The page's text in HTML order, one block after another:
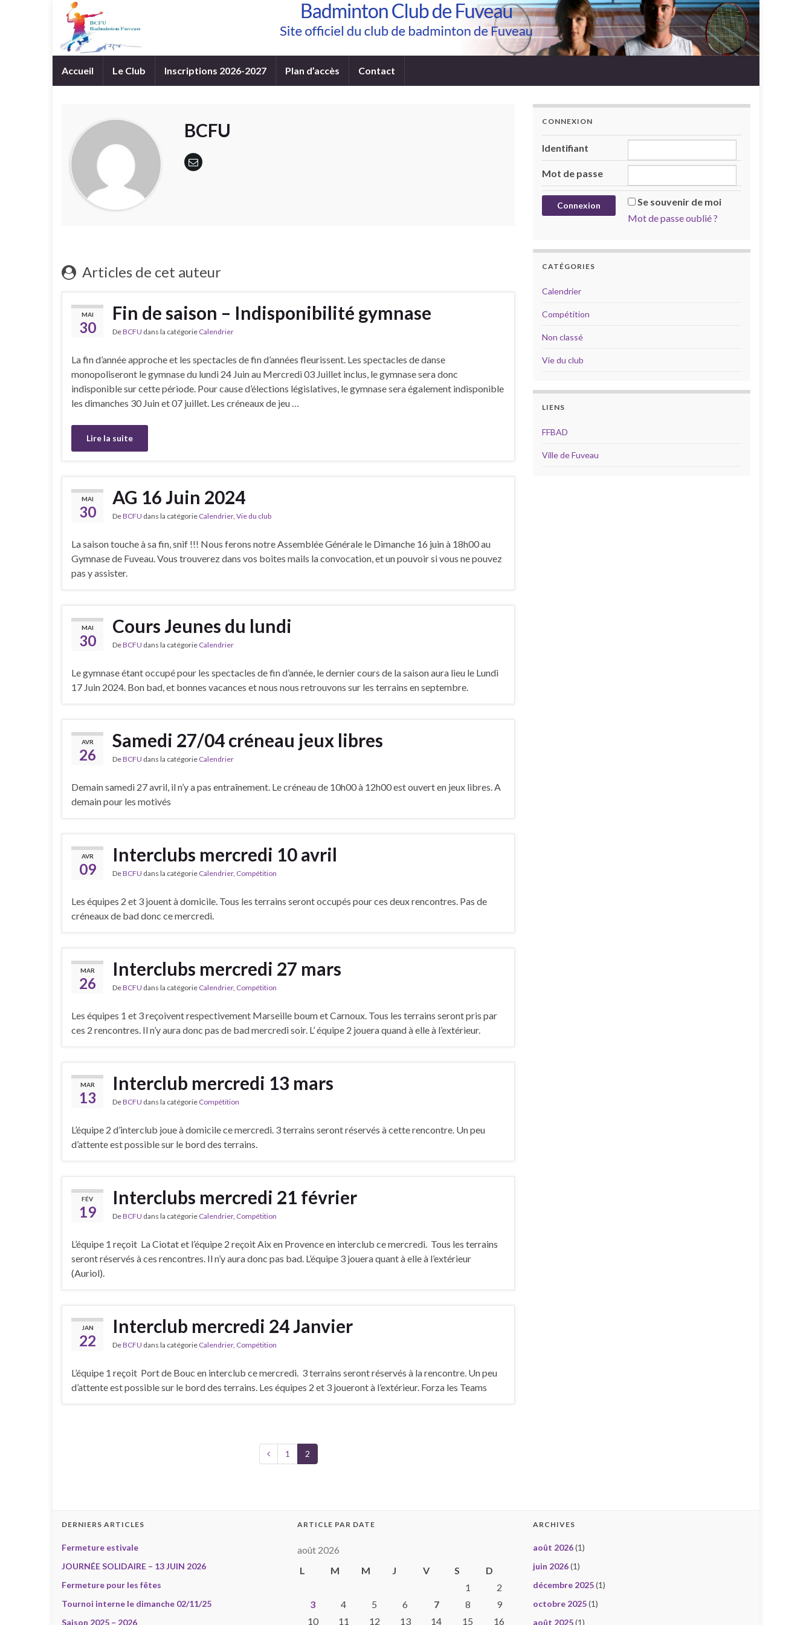
Accueil Le Club Inscriptions 2026-2027 Plan d’accès Contact
BCFU
Articles de cet auteur
MAI
30
Fin de saison – Indisponibilité gymnase
DeBCFU dans la catégorie Calendrier
La fin d’année approche et les spectacles de fin d’années fleurissent. Les spectacles de danse
monopoliseront le gymnase du lundi 24 Juin au Mercredi 03 Juillet inclus, le gymnase sera donc
indisponible sur cette période. Pour cause d’élections législatives, le gymnase sera également indisponible
les dimanches 30 Juin et 07 juillet. Les créneaux de jeu …
Lire la suite
MAI
30
AG 16 Juin 2024
DeBCFU dans la catégorie Calendrier, Vie du club
La saison touche à sa fin, snif !!! Nous ferons notre Assemblée Générale le Dimanche 16 juin à 18h00 au
Gymnase de Fuveau. Vous trouverez dans vos boites mails la convocation, et un pouvoir si vous ne pouvez
pas y assister.
MAI
30
Cours Jeunes du lundi
DeBCFU dans la catégorie Calendrier
Le gymnase étant occupé pour les spectacles de fin d’année, le dernier cours de la saison aura lieu le Lundi
17 Juin 2024. Bon bad, et bonnes vacances et nous nous retrouvons sur les terrains en septembre.
AVR
26
Samedi 27/04 créneau jeux libres
DeBCFU dans la catégorie Calendrier
Demain samedi 27 avril, il n’y a pas entraînement. Le créneau de 10h00 à 12h00 est ouvert en jeux libres. A
demain pour les motivés
AVR
09
Interclubs mercredi 10 avril
DeBCFU dans la catégorie Calendrier, Compétition
Les équipes 2 et 3 jouent à domicile. Tous les terrains seront occupés pour ces deux rencontres. Pas de
créneaux de bad donc ce mercredi.
MAR
26
Interclubs mercredi 27 mars
DeBCFU dans la catégorie Calendrier, Compétition
Les équipes 1 et 3 reçoivent respectivement Marseille boum et Carnoux. Tous les terrains seront pris par
ces 2 rencontres. Il n’y aura donc pas de bad mercredi soir. L’ équipe 2 jouera quand à elle à l’extérieur.
MAR
13
Interclub mercredi 13 mars
DeBCFU dans la catégorie Compétition
L’équipe 2 d’interclub joue à domicile ce mercredi. 3 terrains seront réservés à cette rencontre. Un peu
d’attente est possible sur le bord des terrains.
FÉV
19
Interclubs mercredi 21 février
DeBCFU dans la catégorie Calendrier, Compétition
L’équipe 1 reçoit La Ciotat et l’équipe 2 reçoit Aix en Provence en interclub ce mercredi. Tous les terrains
seront réservés à ces rencontres. Il n’y aura donc pas bad. L’équipe 3 jouera quant à elle à l’extérieur
(Auriol).
JAN
22
Interclub mercredi 24 Janvier
DeBCFU dans la catégorie Calendrier, Compétition
L’équipe 1 reçoit Port de Bouc en interclub ce mercredi. 3 terrains seront réservés à la rencontre. Un peu
d’attente est possible sur le bord des terrains. Les équipes 2 et 3 joueront à l’extérieur. Forza les Teams
1 2
CONNEXION
Identifiant
Mot de passe
Se souvenir de moi
Mot de passe oublié ?
CATÉGORIES
Calendrier
Compétition
Non classé
Vie du club
LIENS
FFBAD
Ville de Fuveau
DERNIERS ARTICLES
Fermeture estivale
JOURNÉE SOLIDAIRE – 13 JUIN 2026
Fermeture pour les fêtes
Tournoi interne le dimanche 02/11/25
Saison 2025 – 2026
ARTICLE PAR DATE
août 2026
L
M M J V S
D
1
2
3
4 5 6 7 8
9
10
11 12 13 14 15 16
ARCHIVES
août 2026(1)
juin 2026(1)
décembre 2025(1)
octobre 2025(1)
août 2025(1)